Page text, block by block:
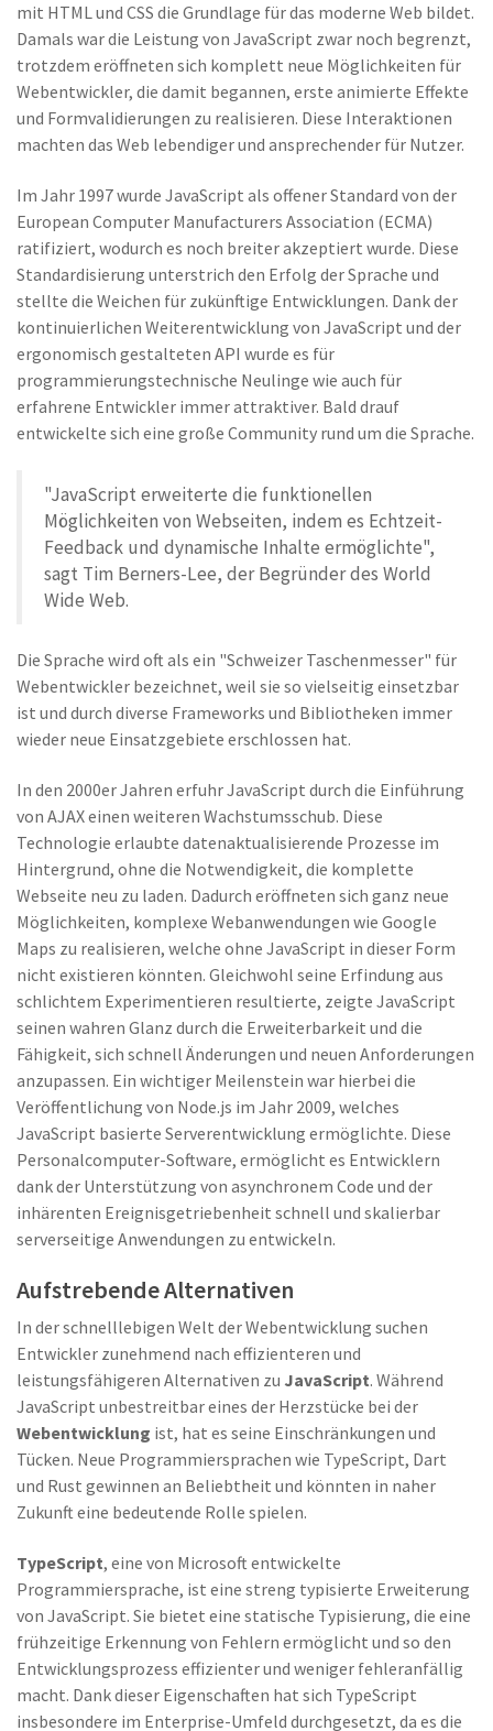
mit HTML und CSS die Grundlage für das moderne Web bildet.
Damals war die Leistung von JavaScript zwar noch begrenzt,
trotzdem eröffneten sich komplett neue Möglichkeiten für
Webentwickler, die damit begannen, erste animierte Effekte
und Formvalidierungen zu realisieren. Diese Interaktionen
machten das Web lebendiger und ansprechender für Nutzer.
Im Jahr 1997 wurde JavaScript als offener Standard von der
European Computer Manufacturers Association (ECMA)
ratifiziert, wodurch es noch breiter akzeptiert wurde. Diese
Standardisierung unterstrich den Erfolg der Sprache und
stellte die Weichen für zukünftige Entwicklungen. Dank der
kontinuierlichen Weiterentwicklung von JavaScript und der
ergonomisch gestalteten API wurde es für
programmierungstechnische Neulinge wie auch für
erfahrene Entwickler immer attraktiver. Bald drauf
entwickelte sich eine große Community rund um die Sprache.
"JavaScript erweiterte die funktionellen
Möglichkeiten von Webseiten, indem es Echtzeit-
Feedback und dynamische Inhalte ermöglichte",
sagt Tim Berners-Lee, der Begründer des World
Wide Web.
Die Sprache wird oft als ein "Schweizer Taschenmesser" für
Webentwickler bezeichnet, weil sie so vielseitig einsetzbar
ist und durch diverse Frameworks und Bibliotheken immer
wieder neue Einsatzgebiete erschlossen hat.
In den 2000er Jahren erfuhr JavaScript durch die Einführung
von AJAX einen weiteren Wachstumsschub. Diese
Technologie erlaubte datenaktualisierende Prozesse im
Hintergrund, ohne die Notwendigkeit, die komplette
Webseite neu zu laden. Dadurch eröffneten sich ganz neue
Möglichkeiten, komplexe Webanwendungen wie Google
Maps zu realisieren, welche ohne JavaScript in dieser Form
nicht existieren könnten. Gleichwohl seine Erfindung aus
schlichtem Experimentieren resultierte, zeigte JavaScript
seinen wahren Glanz durch die Erweiterbarkeit und die
Fähigkeit, sich schnell Änderungen und neuen Anforderungen
anzupassen. Ein wichtiger Meilenstein war hierbei die
Veröffentlichung von Node.js im Jahr 2009, welches
JavaScript basierte Serverentwicklung ermöglichte. Diese
Personalcomputer-Software, ermöglicht es Entwicklern
dank der Unterstützung von asynchronem Code und der
inhärenten Ereignisgetriebenheit schnell und skalierbar
serverseitige Anwendungen zu entwickeln.
Aufstrebende Alternativen
In der schnelllebigen Welt der Webentwicklung suchen
Entwickler zunehmend nach effizienteren und
leistungsfähigeren Alternativen zu JavaScript. Während
JavaScript unbestreitbar eines der Herzstücke bei der
Webentwicklung ist, hat es seine Einschränkungen und
Tücken. Neue Programmiersprachen wie TypeScript, Dart
und Rust gewinnen an Beliebtheit und könnten in naher
Zukunft eine bedeutende Rolle spielen.
TypeScript, eine von Microsoft entwickelte
Programmiersprache, ist eine streng typisierte Erweiterung
von JavaScript. Sie bietet eine statische Typisierung, die eine
frühzeitige Erkennung von Fehlern ermöglicht und so den
Entwicklungsprozess effizienter und weniger fehleranfällig
macht. Dank dieser Eigenschaften hat sich TypeScript
insbesondere im Enterprise-Umfeld durchgesetzt, da es die